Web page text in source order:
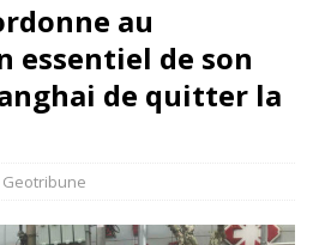
au
essentiel de son
de quitter la
Geotribune